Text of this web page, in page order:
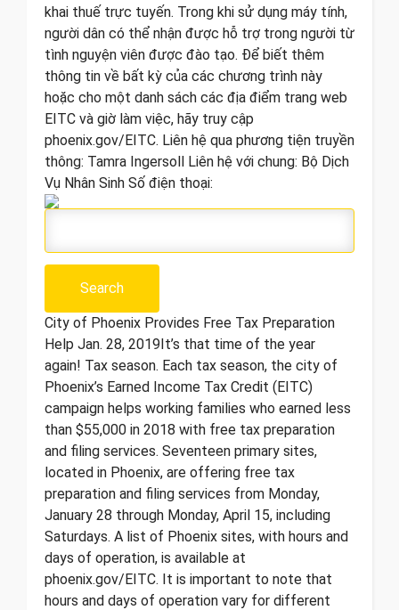
khai thuế trực tuyến. Trong khi sử dụng máy tính,
người dân có thể nhận được hỗ trợ trong người từ
tình nguyện viên được đào tạo. Để biết thêm
thông tin về bất kỳ của các chương trình này
hoặc cho một danh sách các địa điểm trang web
EITC và giờ làm việc, hãy truy cập
phoenix.gov/EITC. Liên hệ qua phương tiện truyền
thông: Tamra Ingersoll Liên hệ với chung: Bộ Dịch
Vụ Nhân Sinh Số điện thoại:
City of Phoenix Provides Free Tax Preparation
Help Jan. 28, 2019 ​ It’s that time of the year
again! Tax season. Each tax season, the city of
Phoenix’s Earned Income Tax Credit (EITC)
campaign helps working families who earned less
than $55,000 in 2018 with free tax preparation
and filing services. Seventeen primary sites,
located in Phoenix, are offering free tax
preparation and filing services from Monday,
January 28 through Monday, April 15, including
Saturdays. A list of Phoenix sites, with hours and
days of operation, is available at
phoenix.gov/EITC. It is important to note that
hours and days of operation vary for different